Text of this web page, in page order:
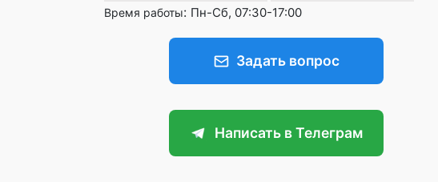
Время работы: Пн-Сб, 07:30-17:00
Задать вопрос
Написать в Телеграм